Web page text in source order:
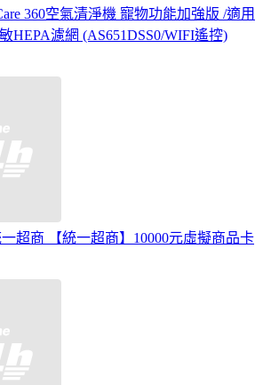
360空氣清淨機 寵物功能加強版 /適用
HEPA濾網 (AS651DSS0/WIFI遙控)
超商 【統一超商】10000元虛擬商品卡